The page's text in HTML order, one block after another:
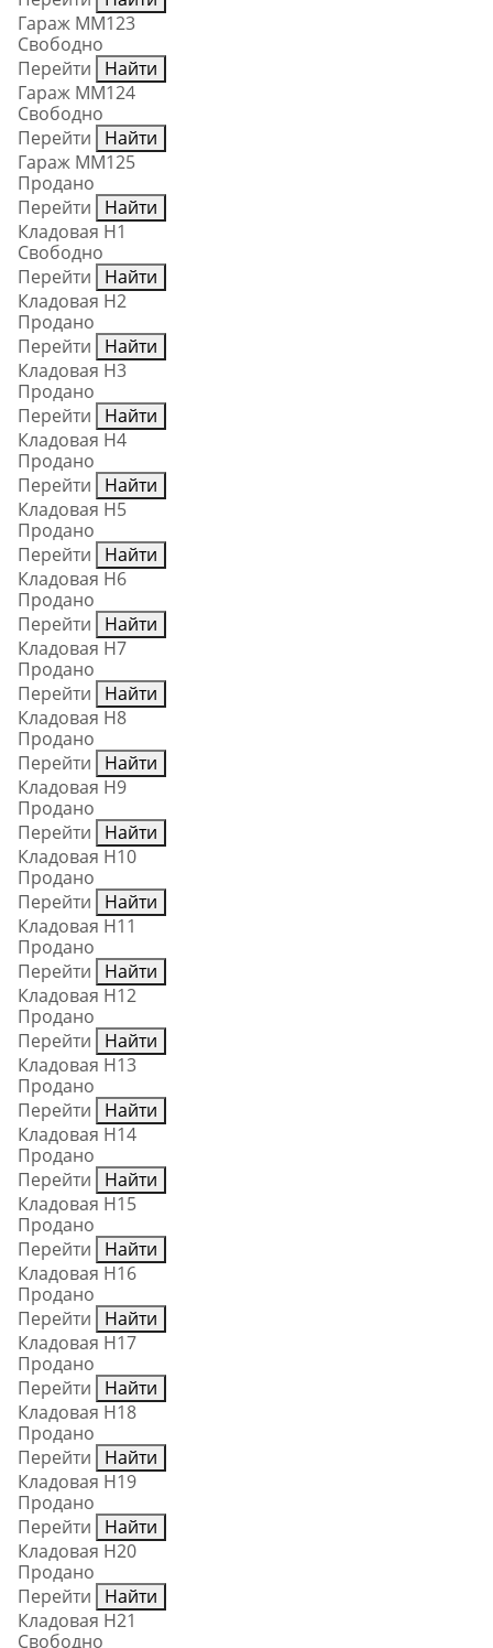
Гараж ММ123
Свободно
Перейти
Найти
Гараж ММ124
Свободно
Перейти
Найти
Гараж ММ125
Продано
Перейти
Найти
Кладовая Н1
Свободно
Перейти
Найти
Кладовая Н2
Продано
Перейти
Найти
Кладовая Н3
Продано
Перейти
Найти
Кладовая Н4
Продано
Перейти
Найти
Кладовая Н5
Продано
Перейти
Найти
Кладовая Н6
Продано
Перейти
Найти
Кладовая Н7
Продано
Перейти
Найти
Кладовая Н8
Продано
Перейти
Найти
Кладовая Н9
Продано
Перейти
Найти
Кладовая Н10
Продано
Перейти
Найти
Кладовая Н11
Продано
Перейти
Найти
Кладовая Н12
Продано
Перейти
Найти
Кладовая Н13
Продано
Перейти
Найти
Кладовая Н14
Продано
Перейти
Найти
Кладовая Н15
Продано
Перейти
Найти
Кладовая Н16
Продано
Перейти
Найти
Кладовая Н17
Продано
Перейти
Найти
Кладовая Н18
Продано
Перейти
Найти
Кладовая Н19
Продано
Перейти
Найти
Кладовая Н20
Продано
Перейти
Найти
Кладовая Н21
Свободно